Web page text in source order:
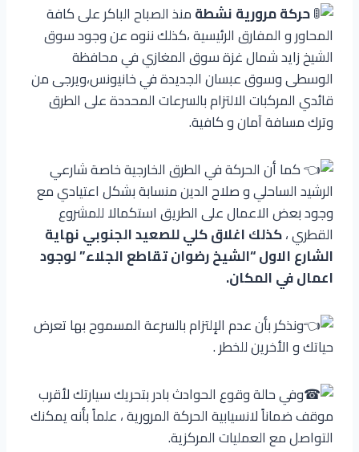
حركة مرورية نشطةمنذ الصباح الباكر على كافة
المحاور و المفارق الرئيسية ،كذلك ننوه عن وجود سوق
الشيخ زايد شمال غزة سوق المغازي في محافظة
الوسطى وسوق عبسان الجديدة في خانيونس،ويرجى من
قائدي المركبات الالتزام بالسرعات المحددة على الطرق
وترك مسافة آمان و كافية.
كما أن الحركة في الطرق الخارجية خاصة شارعي
الرشيد الساحلي و صلاح الدين منسابة بشكل اعتيادي مع
وجود بعض الاعمال على الطريق استكمالا للمشروع
القطري ،كذلك اغلاق كلي للصعيد الجنوبي نهاية
الشارع الاول “الشيخ رضوان تقاطع الجلاء” لوجود
اعمال في المكان.
ونذكر بأن عدم الإلتزام بالسرعة المسموح بها تعرض
حياتك و الأخرين للخطر .
وفي حالة وقوع الحوادث بادر بتحريك سيارتك لأقرب
موقف ضماناً لانسيابية الحركة المرورية ، علماً بأنه يمكنك
التواصل مع العمليات المركزية.